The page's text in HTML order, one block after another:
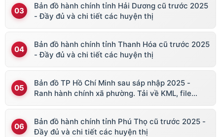
Bản đồ hành chính tỉnh Hải Dương cũ trước 2025
- Đầy đủ và chi tiết các huyện thị
Bản đồ hành chính tỉnh Thanh Hóa cũ trước 2025
- Đầy đủ và chi tiết các huyện thị
Bản đồ TP Hồ Chí Minh sau sáp nhập 2025 -
Ranh hành chính xã phường. Tải về KML, file
Bản đồ hành chính tỉnh Phú Thọ cũ trước 2025 -
Đầy đủ và chi tiết các huyện thị